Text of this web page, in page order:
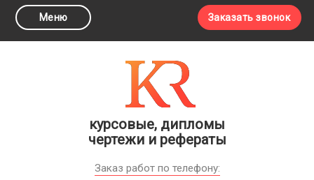
Меню Заказать звонок
курсовые, дипломы
чертежи и рефераты
Заказ работ по телефону: